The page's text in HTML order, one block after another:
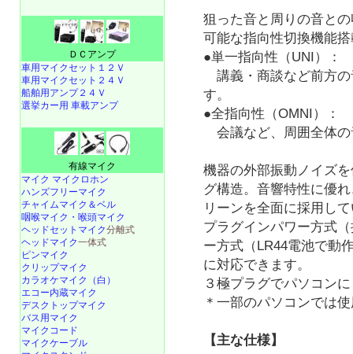
狙った音と周りの音と
可能な指向性切換機能
●単一指向性（UNI）：
講義・商談など前方の
す。
●全指向性（OMNI）：
会議など、周囲全体の
機器の外部振動ノイズ
グ構造。音響特性に優
リーンを全面に採用し
プラグインパワー方式
ー方式（LR44電池で動
に対応できます。
３極プラグでパソコン
＊一部のパソコンでは
【主な仕様】
ＤＣアンプ
車用マイクセット１２Ｖ
車用マイクセット２４Ｖ
船舶用アンプ２４Ｖ
選挙カー用 車載アンプ
有線マイク
マイク マイクロホン
ハンズフリーマイク
チャイムマイク＆ベル
咽喉マイク・喉頭マイク
ヘッドセットマイク分離式
ヘッドマイク一体式
ピンマイク
クリップマイク
カラオケマイク（白）
エコー内蔵マイク
デスクトップマイク
バス用マイク
マイクコード
マイクケーブル